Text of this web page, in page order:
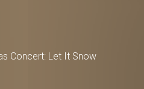
Concert: Let It Snow